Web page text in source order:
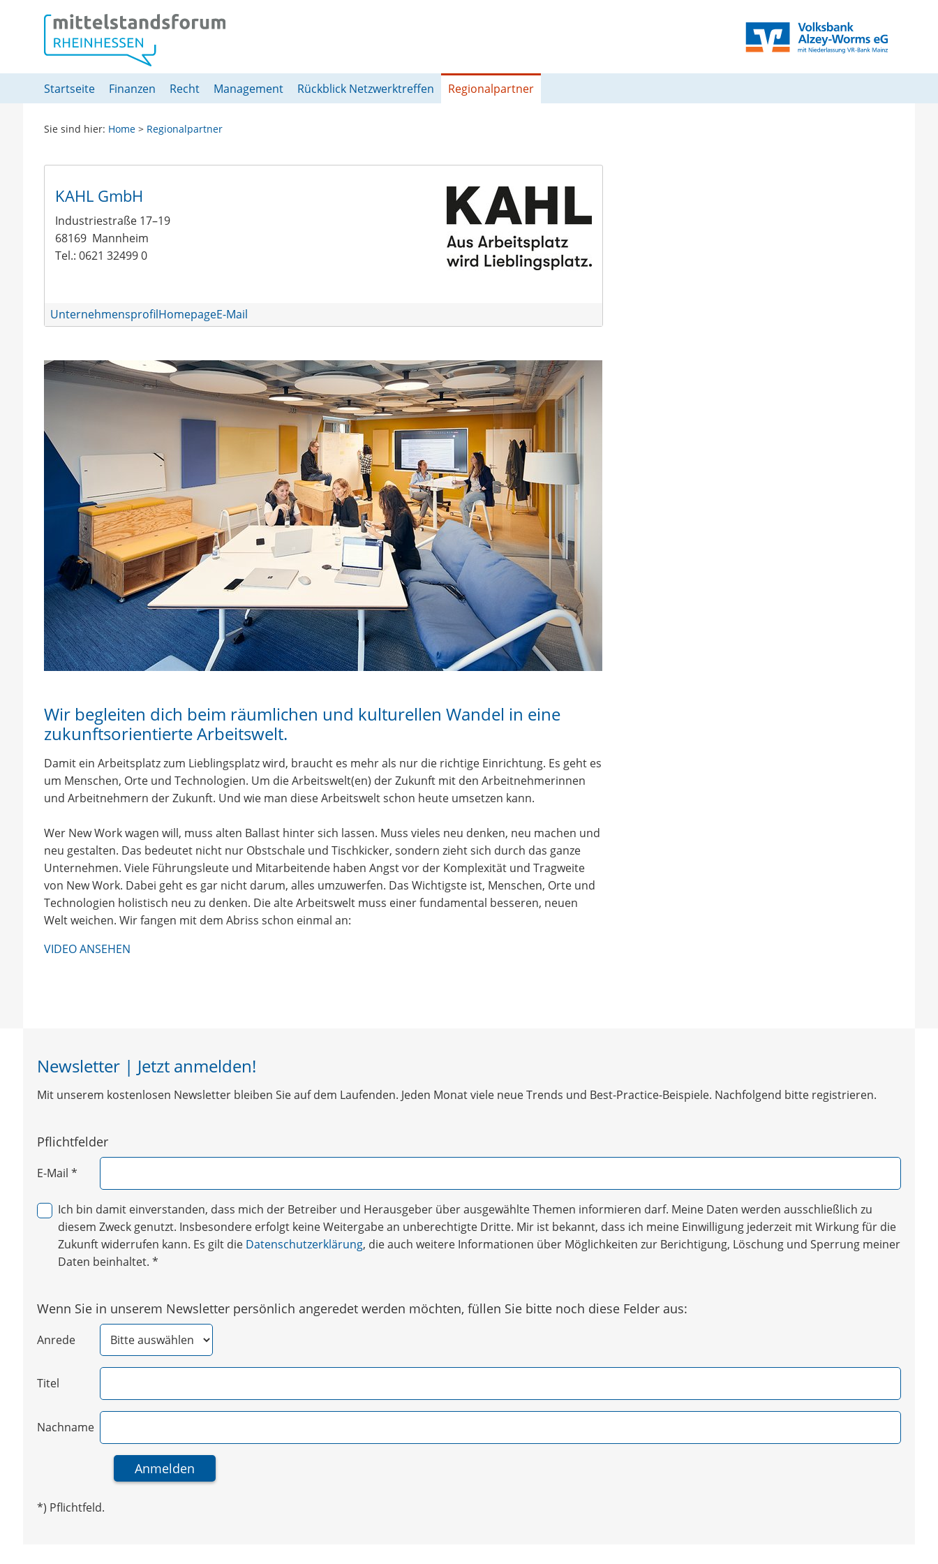
Hauptmenü
Inhalt
Fußzeile
Startseite
Finanzen Recht Management Rückblick Netzwerktreffen Regionalpartner
Sie sind hier: Home > Regionalpartner
KAHL GmbH
Industriestraße 17–19
68169 Mannheim
Tel.: 0621 32499 0
UnternehmensprofilHomepageE-Mail
Wir begleiten dich beim räumlichen und kulturellen Wandel in eine
zukunftsorientierte Arbeitswelt.
Damit ein Arbeitsplatz zum Lieblingsplatz wird, braucht es mehr als nur die richtige Einrichtung. Es geht es
um Menschen, Orte und Technologien. Um die Arbeitswelt(en) der Zukunft mit den Arbeitnehmerinnen
und Arbeitnehmern der Zukunft. Und wie man diese Arbeitswelt schon heute umsetzen kann.
Wer New Work wagen will, muss alten Ballast hinter sich lassen. Muss vieles neu denken, neu machen und
neu gestalten. Das bedeutet nicht nur Obstschale und Tischkicker, sondern zieht sich durch das ganze
Unternehmen. Viele Führungsleute und Mitarbeitende haben Angst vor der Komplexität und Tragweite
von New Work. Dabei geht es gar nicht darum, alles umzuwerfen. Das Wichtigste ist, Menschen, Orte und
Technologien holistisch neu zu denken. Die alte Arbeitswelt muss einer fundamental besseren, neuen
Welt weichen. Wir fangen mit dem Abriss schon einmal an:
VIDEO ANSEHEN
Newsletter | Jetzt anmelden!
Mit unserem kostenlosen Newsletter bleiben Sie auf dem Laufenden. Jeden Monat viele neue Trends und Best-Practice-Beispiele. Nachfolgend bitte registrieren.
Pflichtfelder
E-Mail *
Ich bin damit einverstanden, dass mich der Betreiber und Herausgeber über ausgewählte Themen informieren darf. Meine Daten werden ausschließlich zu
diesem Zweck genutzt. Insbesondere erfolgt keine Weitergabe an unberechtigte Dritte. Mir ist bekannt, dass ich meine Einwilligung jederzeit mit Wirkung für die
Zukunft widerrufen kann. Es gilt die Datenschutzerklärung, die auch weitere Informationen über Möglichkeiten zur Berichtigung, Löschung und Sperrung meiner
Daten beinhaltet. *
Wenn Sie in unserem Newsletter persönlich angeredet werden möchten, füllen Sie bitte noch diese Felder aus:
Anrede
Titel
Nachname
*) Pflichtfeld.